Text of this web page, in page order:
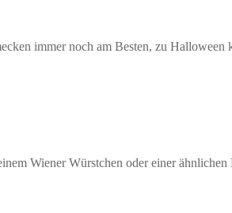
immer noch am Besten, zu
Wiener Würstchen oder einer